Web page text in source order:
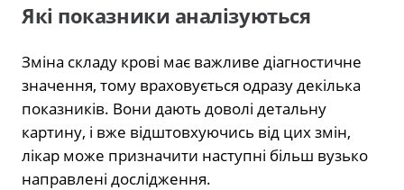
Які показники аналізуються
Зміна складу крові має важливе діагностичне
значення, тому враховується одразу декілька
показників. Вони дають доволі детальну
картину, і вже відштовхуючись від цих змін,
лікар може призначити наступні більш вузько
направлені дослідження.